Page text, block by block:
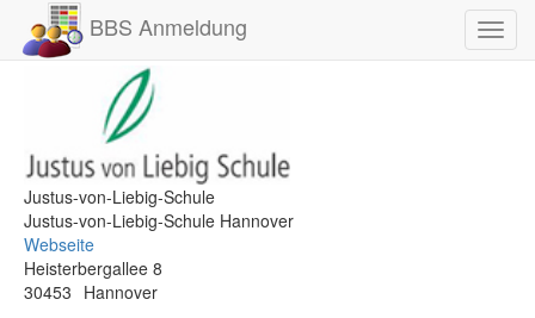
BBS Anmeldung
Justus-von-Liebig-Schule
Justus-von-Liebig-Schule Hannover
Webseite
Heisterbergallee 8
30453 Hannover